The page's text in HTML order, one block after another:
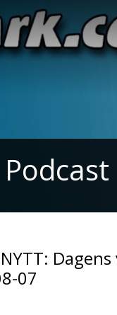
NYTT:
07